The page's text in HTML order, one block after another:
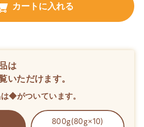
カートに入れる
は
いただけます。
◆がついています。
800g(80g×10)